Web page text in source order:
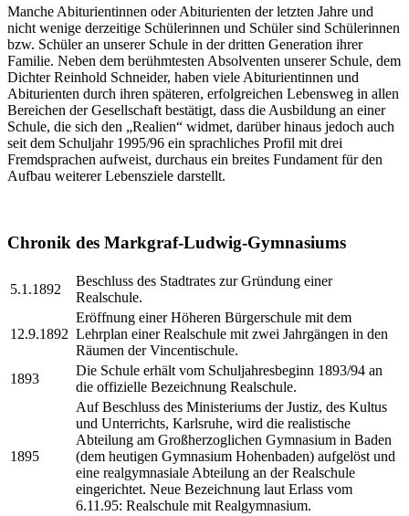
Manche Abiturientinnen oder Abiturienten der letzten Jahre und
nicht wenige derzeitige Schülerinnen und Schüler sind Schülerinnen
bzw. Schüler an unserer Schule in der dritten Generation ihrer
Familie. Neben dem berühmtesten Absolventen unserer Schule, dem
Dichter Reinhold Schneider, haben viele Abiturientinnen und
Abiturienten durch ihren späteren, erfolgreichen Lebensweg in allen
Bereichen der Gesellschaft bestätigt, dass die Ausbildung an einer
Schule, die sich den „Realien“ widmet, darüber hinaus jedoch auch
seit dem Schuljahr 1995/96 ein sprachliches Profil mit drei
Fremdsprachen aufweist, durchaus ein breites Fundament für den
Aufbau weiterer Lebensziele darstellt.
Chronik des Markgraf-Ludwig-Gymnasiums
5.1.1892
Beschluss des Stadtrates zur Gründung einer
Realschule.
12.9.1892
Eröffnung einer Höheren Bürgerschule mit dem
Lehrplan einer Realschule mit zwei Jahrgängen in den
Räumen der Vincentischule.
1893
Die Schule erhält vom Schuljahresbeginn 1893/94 an
die offizielle Bezeichnung Realschule.
1895
Auf Beschluss des Ministeriums der Justiz, des Kultus
und Unterrichts, Karlsruhe, wird die realistische
Abteilung am Großherzoglichen Gymnasium in Baden
(dem heutigen Gymnasium Hohenbaden) aufgelöst und
eine realgymnasiale Abteilung an der Realschule
eingerichtet. Neue Bezeichnung laut Erlass vom
6.11.95: Realschule mit Realgymnasium.